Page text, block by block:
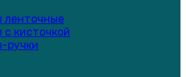
ленточные
с кисточкой
ручки